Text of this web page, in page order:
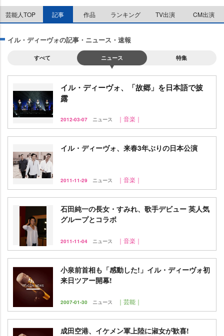
芸能人TOP 記事 作品 ランキング TV出演 CM出演
イル・ディーヴォの記事・ニュース・速報
すべて ニュース 特集
イル・ディーヴォ、「故郷」を日本語で披
露
2012-03-07 ニュース ｜音楽｜
イル・ディーヴォ、来春3年ぶりの日本公演
2011-11-29 ニュース ｜音楽｜
石田純一の長女・すみれ、歌手デビュー 英人気
グループとコラボ
2011-11-04 ニュース ｜音楽｜
小泉前首相も「感動した!」イル・ディーヴォ初
来日ツアー開幕!
2007-01-30 ニュース ｜芸能｜
成田空港、イケメン軍上陸に淑女が歓喜!